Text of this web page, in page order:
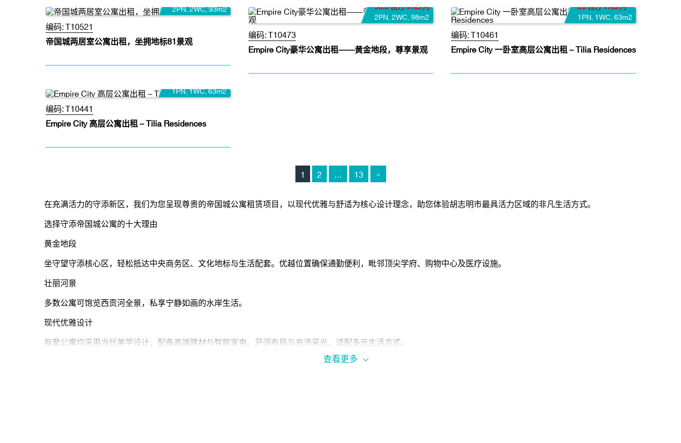
2PN,2WC,93m2
编码:T10521
帝国城两居室公寓出租，坐拥地标81景观
58.3 百万 VND/月
2PN,2WC,98m2
编码:T10473
Empire City豪华公寓出租——黄金地段，尊享景观
26 百万 VND/月
1PN, 1WC,63m2
编码:T10461
Empire City 一卧室高层公寓出租 – Tilia Residences
1PN,1WC,63m2
编码:T10441
Empire City 高层公寓出租 – Tilia Residences
1 2 … 13
在充满活力的守添新区，我们为您呈现尊贵的帝国城公寓租赁项目，以现代优雅与舒适为核心设计理念，助您体验胡志明市最具活力区域的非凡生活方式。
选择守添帝国城公寓的十大理由
黄金地段
坐守望守添核心区，轻松抵达中央商务区、文化地标与生活配套。优越位置确保通勤便利，毗邻顶尖学府、购物中心及医疗设施。
壮丽河景
多数公寓可饱览西贡河全景，私享宁静如画的水岸生活。
现代优雅设计
每套公寓均采用当代美学设计，配备高端建材与智能家电。开阔布局与充沛采光，适配多元生活方式。
查看更多